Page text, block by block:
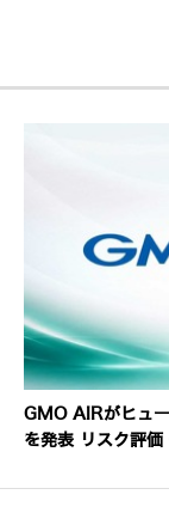
GMO AIRがヒュ
を発表 リスク評価